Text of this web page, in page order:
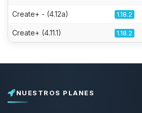
Create+ - (4.12a) 1.18.2
Create+ (4.11.1) 1.18.2
NUESTROS PLANES